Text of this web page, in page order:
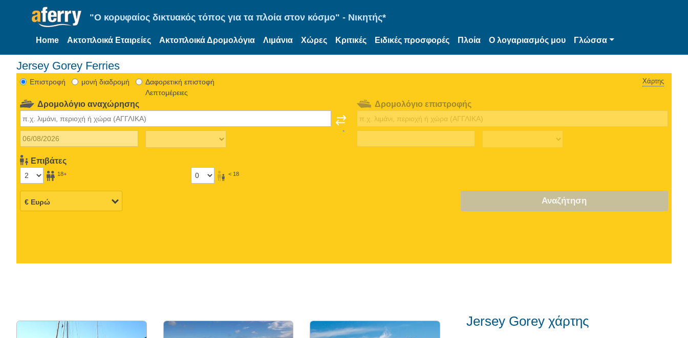
"Ο κορυφαίος δικτυακός τόπος για τα πλοία στον κόσμο" - Νικητής*
Home Ακτοπλοικά Εταιρείες Ακτοπλοικά Δρομολόγια Λιμάνια Χώρες Κριτικές Ειδικές προσφορές Πλοία Ο λογαριασμός μου Γλώσσα
Jersey Gorey Ferries
Eπιστροφή μονή διαδρομή
Δαφορετική επιστοφή
Λεπτομέρειες
Χάρτης
Δρομολόγιο αναχώρησης
Επιβάτες
18+ < 18
Δρομολόγιο επιστροφής
Αναζήτηση
Jersey Gorey χάρτης